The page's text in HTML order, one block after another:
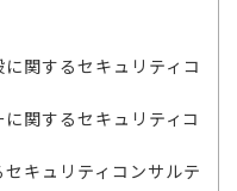
関するセキュリティコ
関するセキュリティコ
キュリティコンサルテ